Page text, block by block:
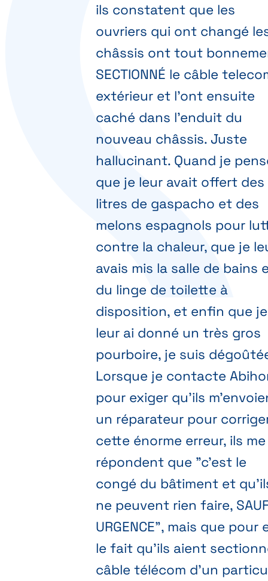
ils constatent que les
ouvriers qui ont changé
châssis ont tout
SECTIONNÉ le câble
extérieur et l'ont ensuite
caché dans l'enduit du
nouveau châssis. Juste
hallucinant. Quand je
que je leur avait offert des
litres de gaspacho et des
melons espagnols pour
contre la chaleur, que je
avais mis la salle de bains
du linge de toilette à
disposition, et enfin que je
leur ai donné un très gros
pourboire, je suis
Lorsque je contacte
pour exiger qu'ils
un réparateur pour
cette énorme erreur, ils me
répondent que "c'est le
congé du bâtiment et
ne peuvent rien faire,
URGENCE", mais que pour
le fait qu'ils aient
câble télécom d'un